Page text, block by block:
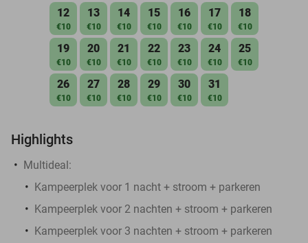
12
€10
13
€10
14
€10
15
€10
16
€10
17
€10
18
€10
19
€10
20
€10
21
€10
22
€10
23
€10
24
€10
25
€10
26
€10
27
€10
28
€10
29
€10
30
€10
31
€10
Highlights
Multideal:
Kampeerplek voor 1 nacht + stroom + parkeren
Kampeerplek voor 2 nachten + stroom + parkeren
Kampeerplek voor 3 nachten + stroom + parkeren